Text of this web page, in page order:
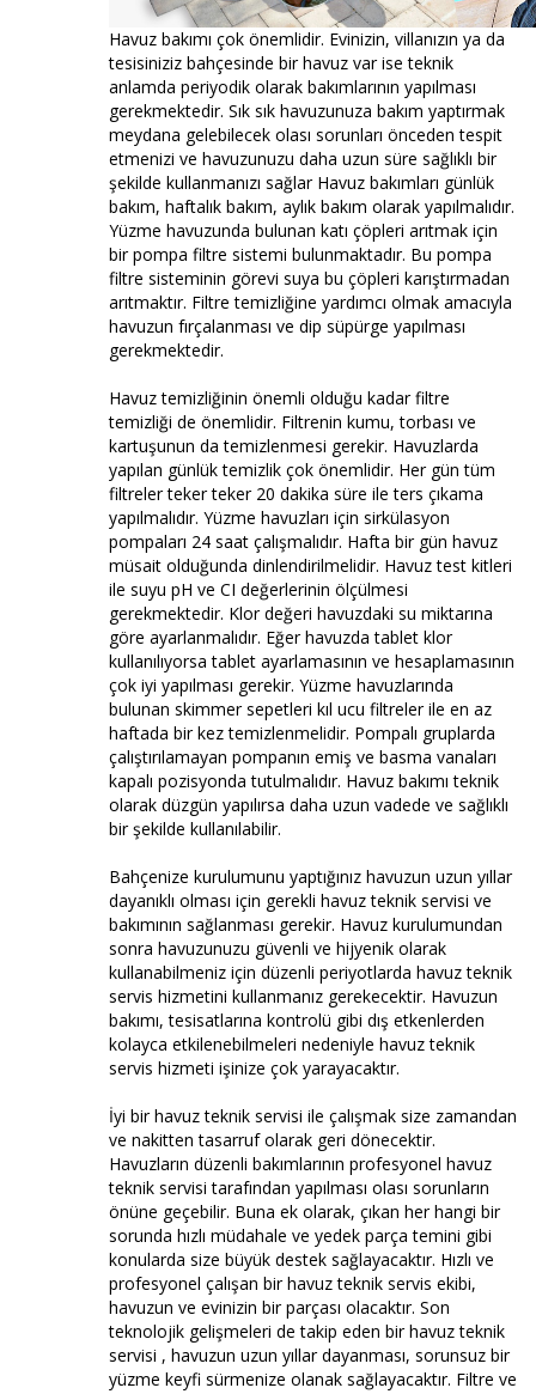
Havuz bakımı çok önemlidir. Evinizin, villanızın ya da
tesisiniziz bahçesinde bir havuz var ise teknik
anlamda periyodik olarak bakımlarının yapılması
gerekmektedir. Sık sık havuzunuza bakım yaptırmak
meydana gelebilecek olası sorunları önceden tespit
etmenizi ve havuzunuzu daha uzun süre sağlıklı bir
şekilde kullanmanızı sağlar Havuz bakımları günlük
bakım, haftalık bakım, aylık bakım olarak yapılmalıdır.
Yüzme havuzunda bulunan katı çöpleri arıtmak için
bir pompa filtre sistemi bulunmaktadır. Bu pompa
filtre sisteminin görevi suya bu çöpleri karıştırmadan
arıtmaktır. Filtre temizliğine yardımcı olmak amacıyla
havuzun fırçalanması ve dip süpürge yapılması
gerekmektedir.
Havuz temizliğinin önemli olduğu kadar filtre
temizliği de önemlidir. Filtrenin kumu, torbası ve
kartuşunun da temizlenmesi gerekir. Havuzlarda
yapılan günlük temizlik çok önemlidir. Her gün tüm
filtreler teker teker 20 dakika süre ile ters çıkama
yapılmalıdır. Yüzme havuzları için sirkülasyon
pompaları 24 saat çalışmalıdır. Hafta bir gün havuz
müsait olduğunda dinlendirilmelidir. Havuz test kitleri
ile suyu pH ve CI değerlerinin ölçülmesi
gerekmektedir. Klor değeri havuzdaki su miktarına
göre ayarlanmalıdır. Eğer havuzda tablet klor
kullanılıyorsa tablet ayarlamasının ve hesaplamasının
çok iyi yapılması gerekir. Yüzme havuzlarında
bulunan skimmer sepetleri kıl ucu filtreler ile en az
haftada bir kez temizlenmelidir. Pompalı gruplarda
çalıştırılamayan pompanın emiş ve basma vanaları
kapalı pozisyonda tutulmalıdır. Havuz bakımı teknik
olarak düzgün yapılırsa daha uzun vadede ve sağlıklı
bir şekilde kullanılabilir.
Bahçenize kurulumunu yaptığınız havuzun uzun yıllar
dayanıklı olması için gerekli havuz teknik servisi ve
bakımının sağlanması gerekir. Havuz kurulumundan
sonra havuzunuzu güvenli ve hijyenik olarak
kullanabilmeniz için düzenli periyotlarda havuz teknik
servis hizmetini kullanmanız gerekecektir. Havuzun
bakımı, tesisatlarına kontrolü gibi dış etkenlerden
kolayca etkilenebilmeleri nedeniyle havuz teknik
servis hizmeti işinize çok yarayacaktır.
İyi bir havuz teknik servisi ile çalışmak size zamandan
ve nakitten tasarruf olarak geri dönecektir.
Havuzların düzenli bakımlarının profesyonel havuz
teknik servisi tarafından yapılması olası sorunların
önüne geçebilir. Buna ek olarak, çıkan her hangi bir
sorunda hızlı müdahale ve yedek parça temini gibi
konularda size büyük destek sağlayacaktır. Hızlı ve
profesyonel çalışan bir havuz teknik servis ekibi,
havuzun ve evinizin bir parçası olacaktır. Son
teknolojik gelişmeleri de takip eden bir havuz teknik
servisi , havuzun uzun yıllar dayanması, sorunsuz bir
yüzme keyfi sürmenize olanak sağlayacaktır. Filtre ve